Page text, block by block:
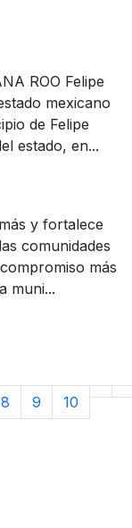
ROO Felipe
mexicano
de Felipe
estado, en...
y fortalece
comunidades
más
muni...
8 9 10